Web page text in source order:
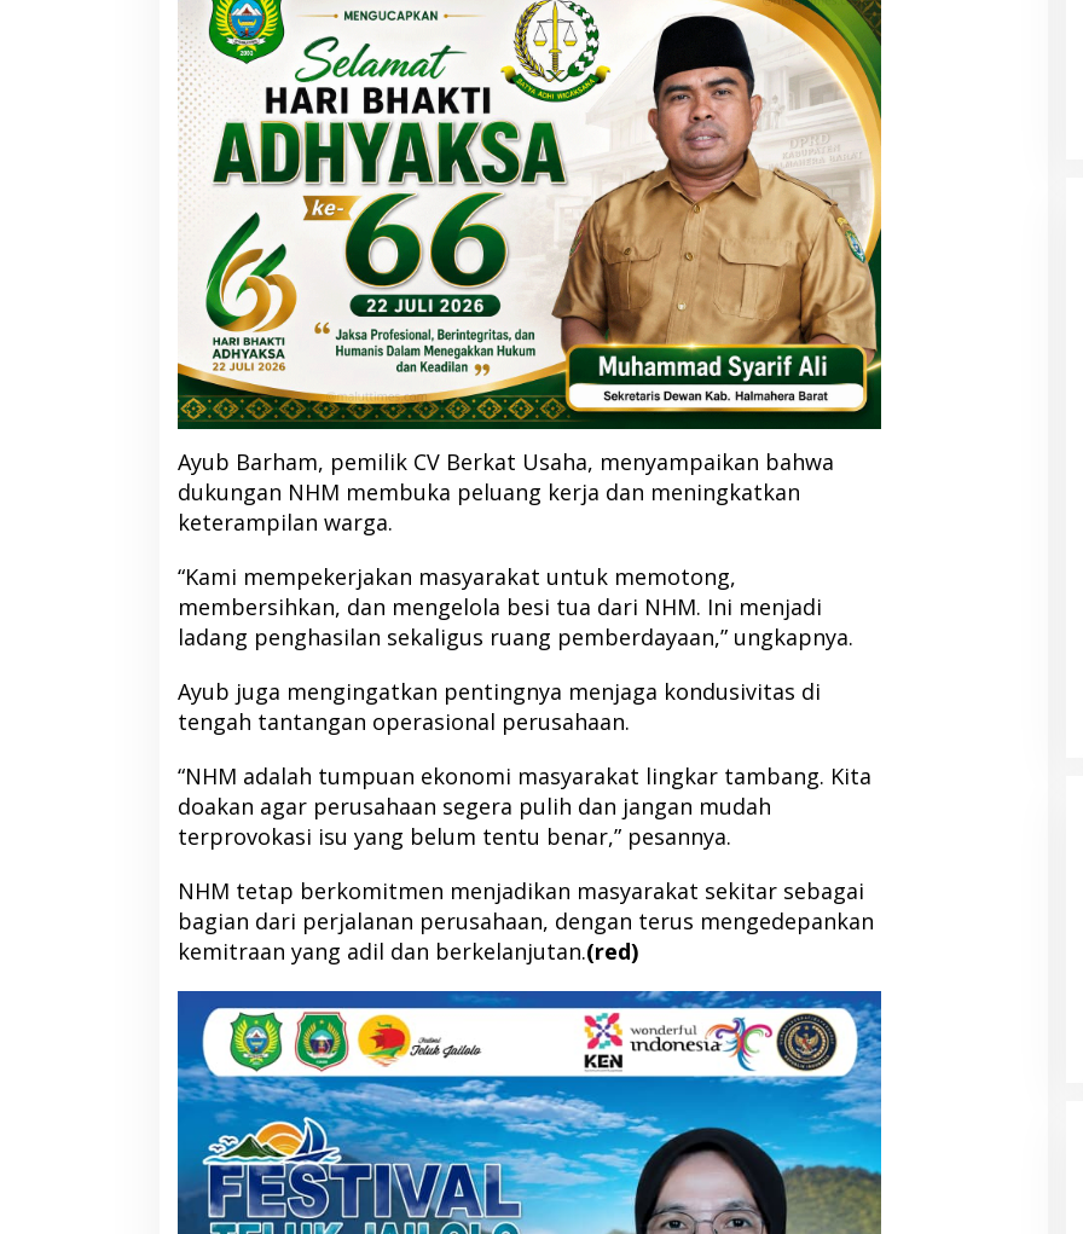
Ayub Barham, pemilik CV Berkat Usaha, menyampaikan bahwa
dukungan NHM membuka peluang kerja dan meningkatkan
keterampilan warga.
“Kami mempekerjakan masyarakat untuk memotong,
membersihkan, dan mengelola besi tua dari NHM. Ini menjadi
ladang penghasilan sekaligus ruang pemberdayaan,” ungkapnya.
Ayub juga mengingatkan pentingnya menjaga kondusivitas di
tengah tantangan operasional perusahaan.
“NHM adalah tumpuan ekonomi masyarakat lingkar tambang. Kita
doakan agar perusahaan segera pulih dan jangan mudah
terprovokasi isu yang belum tentu benar,” pesannya.
NHM tetap berkomitmen menjadikan masyarakat sekitar sebagai
bagian dari perjalanan perusahaan, dengan terus mengedepankan
kemitraan yang adil dan berkelanjutan.(red)
DPP PKB Tunjuk Albert Hama
Pimpin DPC PKB Halbar Periode
2026-2031
Di Berita, Halmahera Barat, Politik | 13 Juni 2026
Malut, Tegaskan Pentingnya
Sinergi Pembangunan
Di Berita, Politik, Pulau Morotai